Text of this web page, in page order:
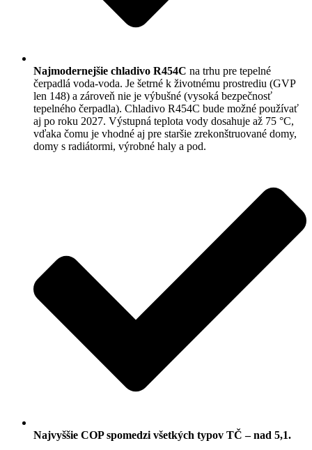
Najmodernejšie chladivo R454C na trhu pre tepelné
čerpadlá voda-voda. Je šetrné k životnému prostrediu (GVP
len 148) a zároveň nie je výbušné (vysoká bezpečnosť
tepelného čerpadla). Chladivo R454C bude možné používať
aj po roku 2027. Výstupná teplota vody dosahuje až 75 °C,
vďaka čomu je vhodné aj pre staršie zrekonštruované domy,
domy s radiátormi, výrobné haly a pod.
Najvyššie COP spomedzi všetkých typov TČ – nad 5,1.